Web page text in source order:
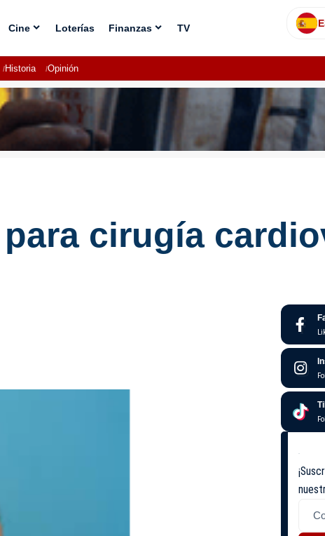
Cine Loterías Finanzas TV
Historia Opinión
cirugía